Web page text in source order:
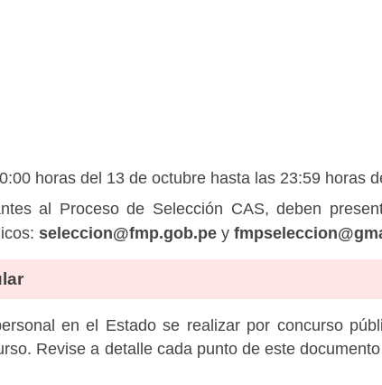
horas del 13 de octubre hasta las 23:59 horas
al Proceso de Selección CAS, deben
seleccion@fmp.gob.pe y
en el Estado se realizar por concurso
Revise a detalle cada punto de este